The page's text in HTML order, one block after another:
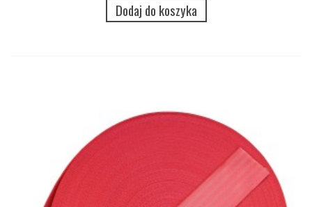
Dodaj do koszyka